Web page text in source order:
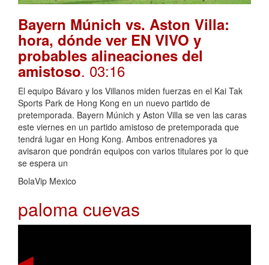
Bayern Múnich vs. Aston Villa:
hora, dónde ver EN VIVO y
probables alineaciones del
amistoso. 03:16
El equipo Bávaro y los Villanos miden fuerzas en el Kai Tak
Sports Park de Hong Kong en un nuevo partido de
pretemporada. Bayern Múnich y Aston Villa se ven las caras
este viernes en un partido amistoso de pretemporada que
tendrá lugar en Hong Kong. Ambos entrenadores ya
avisaron que pondrán equipos con varios titulares por lo que
se espera un
BolaVip Mexico
paloma cuevas